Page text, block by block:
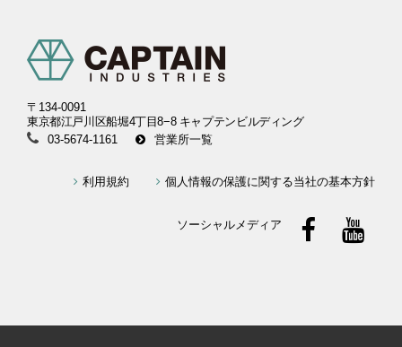
〒134-0091
東京都江戸川区船堀4丁目8−8 キャプテンビルディング
03-5674-1161
営業所一覧
利用規約 個人情報の保護に関する当社の基本方針
ソーシャルメディア